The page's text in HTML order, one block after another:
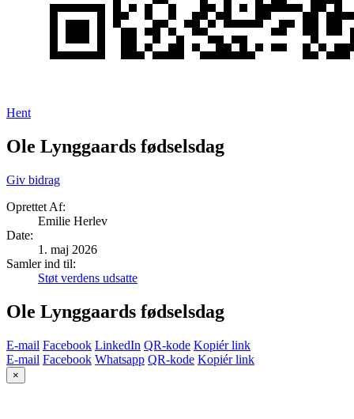
Hent
Ole Lynggaards fødselsdag
Giv bidrag
Oprettet Af:
Emilie Herlev
Date:
1. maj 2026
Samler ind til:
Støt verdens udsatte
Ole Lynggaards fødselsdag
E-mail Facebook LinkedIn QR-kode Kopiér link
E-mail Facebook Whatsapp QR-kode Kopiér link
×